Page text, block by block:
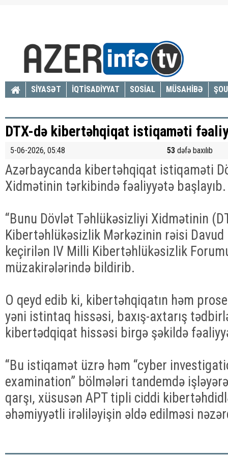
SİYASƏT İQTİSADİYYAT SOSİAL MÜSAHİBƏ
DTX-də kibertəhqiqat istiqaməti
5-06-2026, 05:48 53 dəfə baxılıb
Azərbaycanda kibertəhqiqat istiqaməti
Xidmətinin tərkibində fəaliyyətə başlayıb.
“Bunu Dövlət Təhlükəsizliyi Xidmətinin
Kibertəhlükəsizlik Mərkəzinin rəisi Davud
keçirilən IV Milli Kibertəhlükəsizlik
müzakirələrində bildirib.
O qeyd edib ki, kibertəhqiqatın həm
yəni istintaq hissəsi, baxış-axtarış
kibertədqiqat hissəsi birgə şəkildə
“Bu istiqamət üzrə həm “cyber
examination” bölmələri tandemdə
qarşı, xüsusən APT tipli ciddi
əhəmiyyətli irəliləyişin əldə edilməsi